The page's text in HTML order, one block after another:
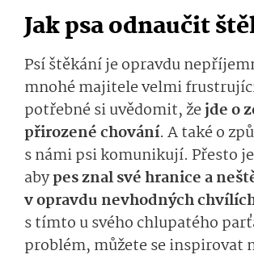
Jak psa odnaučit
Psí štěkání je opravdu
mnohé majitele velmi
potřebné si uvědomit, žejde o
přirozené chování. A také o
s námi psi komunikují. Přesto
abypes znal své hranice a
v opravdu nevhodných
s tímto u svého chlupatého
problém, můžete se inspirovat